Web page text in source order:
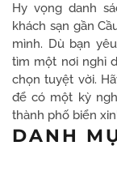
Hy vọng danh
khách sạn gần
mình. Dù bạn
tìm một nơi nghỉ
chọn tuyệt vời.
để có một kỳ
thành phố biển
DANH